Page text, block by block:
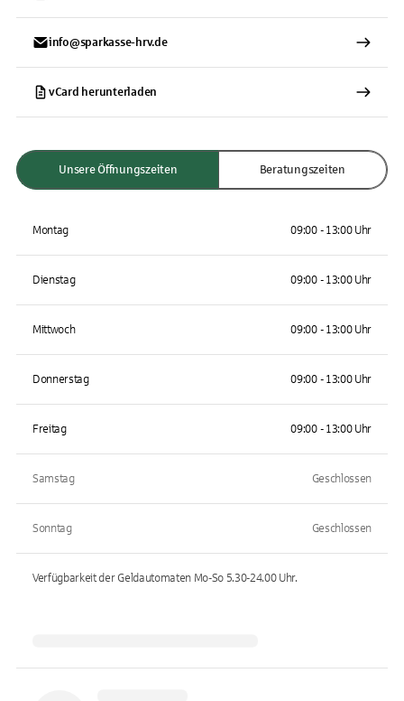
info@sparkasse-hrv.de
vCard herunterladen
Unsere Öffnungszeiten Beratungszeiten
Montag 09:00 - 13:00 Uhr
Dienstag 09:00 - 13:00 Uhr
Mittwoch 09:00 - 13:00 Uhr
Donnerstag 09:00 - 13:00 Uhr
Freitag 09:00 - 13:00 Uhr
Samstag Geschlossen
Sonntag Geschlossen
Verfügbarkeit der Geldautomaten Mo-So 5.30-24.00Uhr.